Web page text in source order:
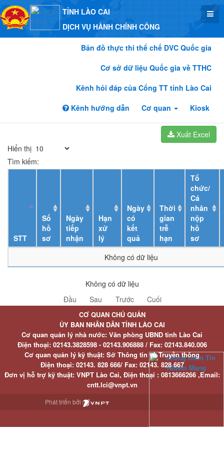
TỈNH LÀO CAI
DỊCH VỤ HÀNH CHÍNH CÔNG
Bản đồ thực thi thể chế DVC Quốc gia
Cơ sở dữ liệu Quốc gia về TTHC
Kênh hỏi đáp của Cổng TT tỉnh Lào Cai
Kênh hướng dẫn
Cơ quan Kiosk
Xuất Excel
Hiển thị
Tìm kiếm:
STT
Số
hồ
sơ
Ngày
tiếp
nhận
Hạn
xử
lý
Ngày
có
kết
quả
Thời
gian
trễ
hạn
Tổ
chức/
Cá
nhân
nộp
hồ
sơ
Không có dữ liệu
Không có dữ liệu
Đầu
Sau Trước Cuối
CƠ QUAN CHỦ QUẢN
ỦY BAN NHÂN DÂN TỈNH LÀO CAI
Cơ quan quản lý nhà nước: Văn phòng UBND tỉnh Lào Cai
Điện thoại:02143.3828598 - 02143.906888 / Fax:02143.840.006
Cơ quan quản lý kỹ thuật: Sở Thông tin và Truyền thông
Điện thoại:02143. 828 666/ Fax:02143. 828 667
Đơn vị hỗ trợ kỹ thuật: VNPT Lào Cai, Điện thoại : 0813666266 ,Email:
cntt.lci@vnpt.vn
Phát triển bởi